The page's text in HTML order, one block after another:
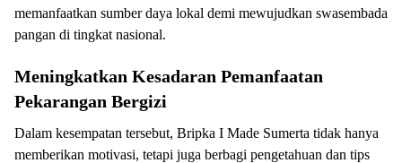
memanfaatkan sumber daya lokal demi mewujudkan swasembada
pangan di tingkat nasional.
Meningkatkan Kesadaran Pemanfaatan
Pekarangan Bergizi
Dalam kesempatan tersebut, Bripka I Made Sumerta tidak hanya
memberikan motivasi, tetapi juga berbagi pengetahuan dan tips